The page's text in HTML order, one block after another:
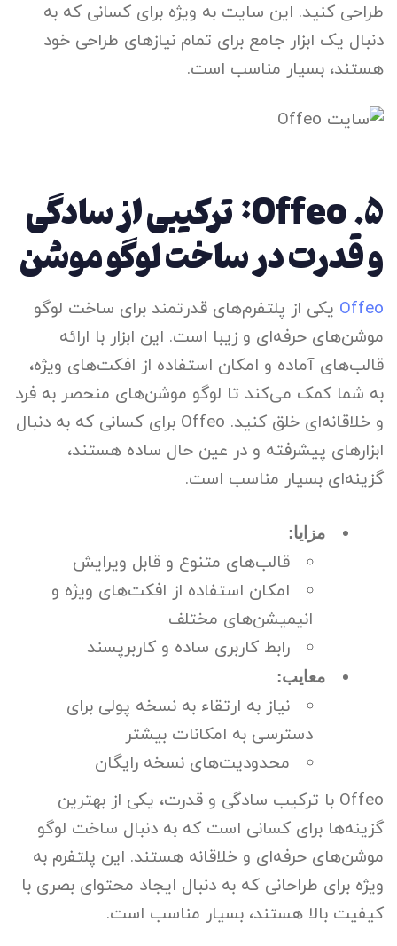
طراحی کنید. این سایت به ویژه برای کسانی که به
دنبال یک ابزار جامع برای تمام نیازهای طراحی خود
هستند، بسیار مناسب است.
5. Offeo: ترکیبی از سادگی
و قدرت در ساخت لوگو موشن
Offeo یکی از پلتفرم‌های قدرتمند برای ساخت لوگو
موشن‌های حرفه‌ای و زیبا است. این ابزار با ارائه
قالب‌های آماده و امکان استفاده از افکت‌های ویژه،
به شما کمک می‌کند تا لوگو موشن‌های منحصر به فرد
و خلاقانه‌ای خلق کنید. Offeo برای کسانی که به دنبال
ابزارهای پیشرفته و در عین حال ساده هستند،
گزینه‌ای بسیار مناسب است.
مزایا:
قالب‌های متنوع و قابل ویرایش
امکان استفاده از افکت‌های ویژه و
انیمیشن‌های مختلف
رابط کاربری ساده و کاربرپسند
معایب:
نیاز به ارتقاء به نسخه پولی برای
دسترسی به امکانات بیشتر
محدودیت‌های نسخه رایگان
Offeo با ترکیب سادگی و قدرت، یکی از بهترین
گزینه‌ها برای کسانی است که به دنبال ساخت لوگو
موشن‌های حرفه‌ای و خلاقانه هستند. این پلتفرم به
ویژه برای طراحانی که به دنبال ایجاد محتوای بصری با
کیفیت بالا هستند، بسیار مناسب است.